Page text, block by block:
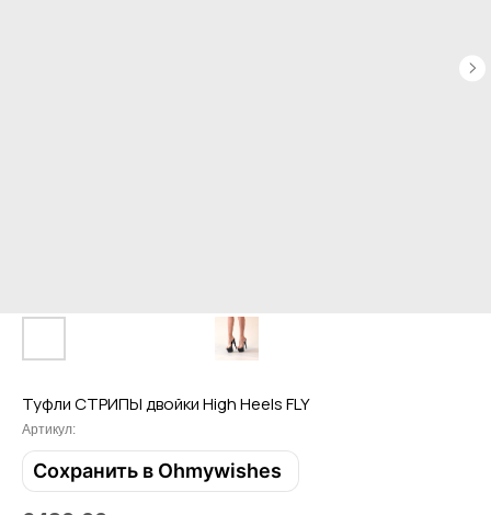
Туфли СТРИПЫ двойки High Heels FLY
Артикул:
Сохранить в Ohmywishes